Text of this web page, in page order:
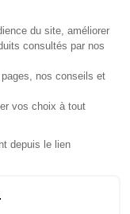
du site, améliorer
consultés par nos
nos conseils et
vos choix à tout
depuis le lien
droits reservés.